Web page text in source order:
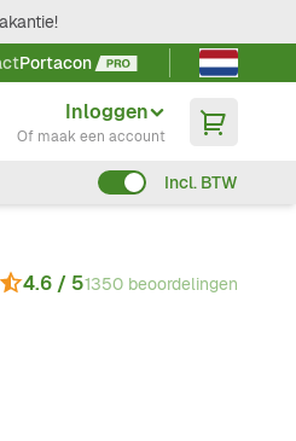
Portacon
Taal kiezen
Inloggen
Of maak een account
Incl. BTW
4.6 / 51350 beoordelingen